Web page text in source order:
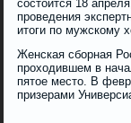
состоится 18
проведения
итоги по мужскому
Женская сборная
проходившем в
пятое место. В
призерами